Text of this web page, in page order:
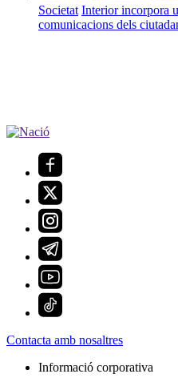
Societat Interior incorpora
comunicacions dels
Contacta amb nosaltres
Informació corporativa